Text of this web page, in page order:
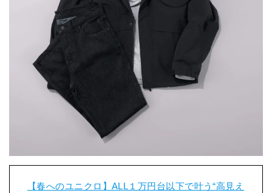
【春へのユニクロ】ALL１万円台以下で叶う“高見え